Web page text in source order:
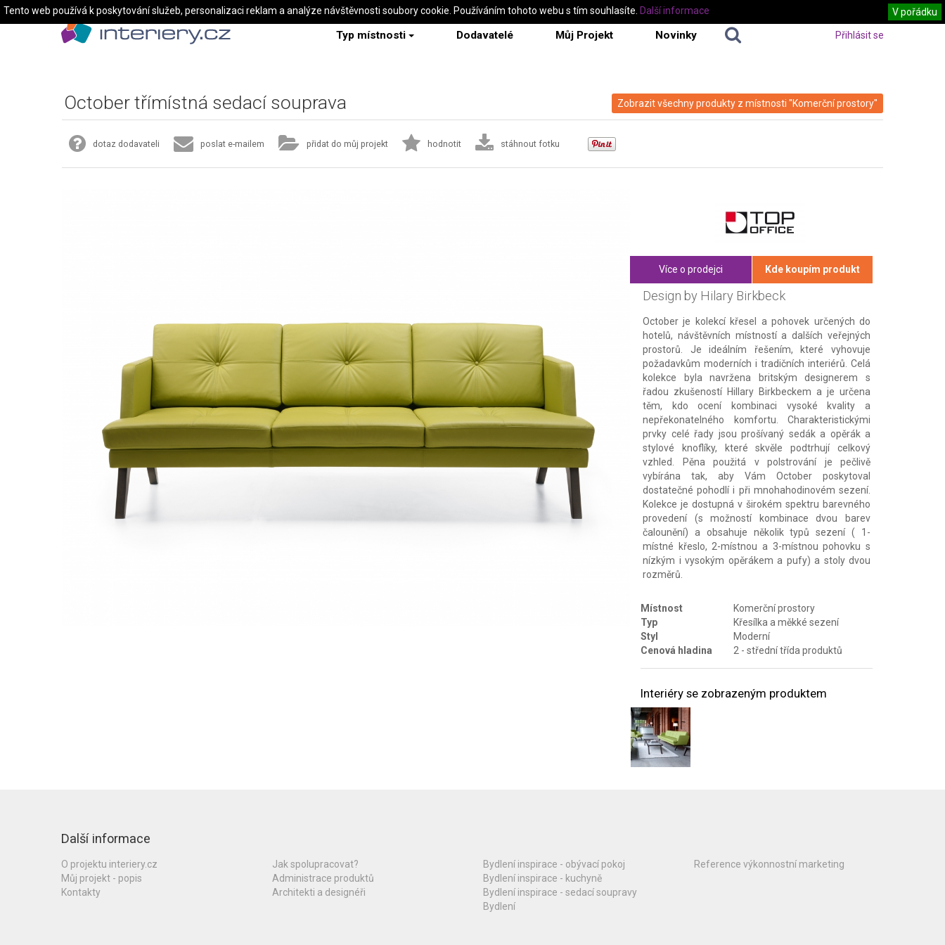
Typ místnosti Dodavatelé Můj Projekt Novinky Přihlásit se
Zobrazit všechny produkty z místnosti "Komerční prostory"
October třímístná sedací souprava
dotaz dodavateli poslat e-mailem přidat do můj projekt hodnotit stáhnout fotku
Více o prodejci Kde koupím produkt
Design by Hilary Birkbeck
October je kolekcí křesel a pohovek určených do
hotelů, návštěvních místností a dalších veřejných
prostorů. Je ideálním řešením, které vyhovuje
požadavkům moderních i tradičních interiérů. Celá
kolekce byla navržena britským designerem s
řadou zkušeností Hillary Birkbeckem a je určena
těm, kdo ocení kombinaci vysoké kvality a
nepřekonatelného komfortu. Charakteristickými
prvky celé řady jsou prošívaný sedák a opěrák a
stylové knoflíky, které skvěle podtrhují celkový
vzhled. Pěna použitá v polstrování je pečlivě
vybírána tak, aby Vám October poskytoval
dostatečné pohodlí i při mnohahodinovém sezení.
Kolekce je dostupná v širokém spektru barevného
provedení (s možností kombinace dvou barev
čalounění) a obsahuje několik typů sezení ( 1-
místné křeslo, 2-místnou a 3-místnou pohovku s
nízkým i vysokým opěrákem a pufy) a stoly dvou
rozměrů.
Místnost
Komerční prostory
Typ
Křesílka a měkké sezení
Styl
Moderní
Cenová hladina
2 - střední třída produktů
Interiéry se zobrazeným produktem
Další informace
O projektu interiery.cz
Můj projekt - popis
Kontakty
Jak spolupracovat?
Administrace produktů
Architekti a designéři
Bydlení inspirace - obývací pokoj
Bydlení inspirace - kuchyně
Bydlení inspirace - sedací soupravy
Bydlení
Reference výkonnostní marketing
Tento web používá k poskytování služeb, personalizaci reklam a analýze návštěvnosti soubory cookie. Používáním tohoto webu s tím souhlasíte. V pořádku
Další informace